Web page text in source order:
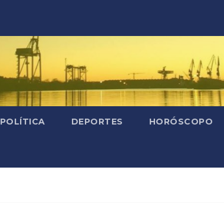
POLÍTICA DEPORTES HORÓSCOPO